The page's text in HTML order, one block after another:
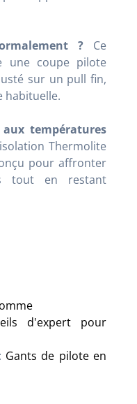
?Ce
une coupe pilote
sur un pull fin,
habituelle.
températures
Thermolite
pour affronter
tout en restant
d'expert pour
: Gants de pilote en